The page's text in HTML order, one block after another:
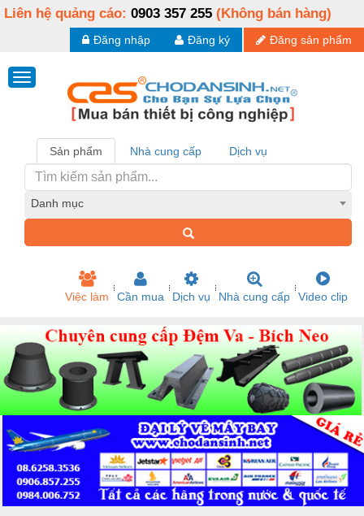
Liên hệ quảng cáo: 0903 357 255 (Không bán hàng)
Đăng sản phẩm
Đăng ký
Đăng nhập
Sản phẩm Nhà cung cấp Dịch vụ
Danh mục
Việc làm Cần mua Dịch vụ Nhà cung cấp Video clip